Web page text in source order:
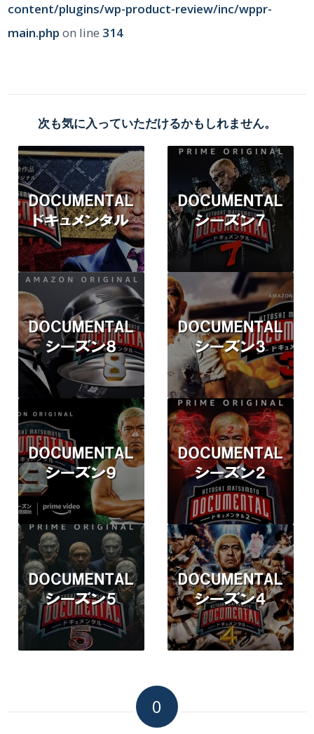
content/plugins/wp-product-review/inc/wppr-
main.php on line 314
次も気に入っていただけるかもしれません。
0